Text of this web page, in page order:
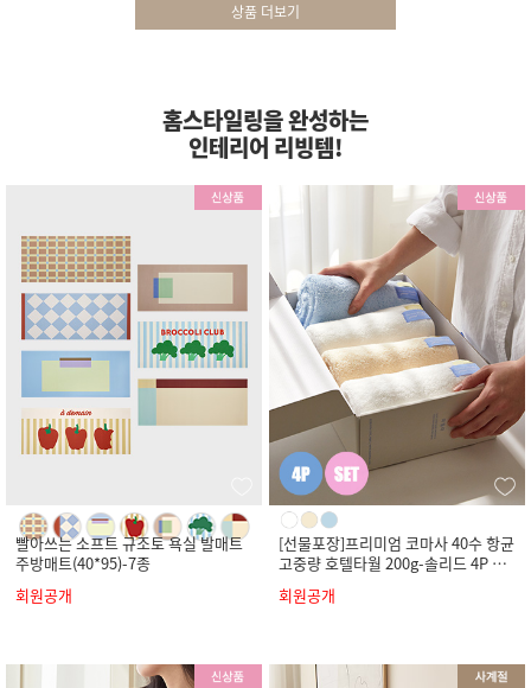
상품 더보기
홈스타일링을 완성하는
인테리어 리빙템!
빨아쓰는 소프트 규조토 욕실 발매트
주방매트(40*95)-7종
회원공개
[선물포장]프리미엄 코마사 40수 항균
고중량 호텔타월 200g-솔리드 4P 세
회원공개